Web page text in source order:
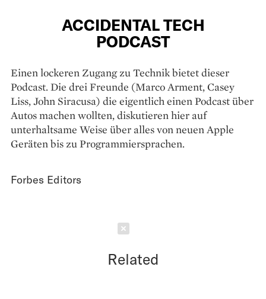
ACCIDENTAL TECH
PODCAST
Einen lockeren Zugang zu Technik bietet dieser
Podcast. Die drei Freunde (Marco Arment, Casey
Liss, John Siracusa) die eigentlich einen Podcast über
Autos machen wollten, diskutieren hier auf
unterhaltsame Weise über alles von neuen Apple
Geräten bis zu Programmiersprachen.
Forbes Editors
Related